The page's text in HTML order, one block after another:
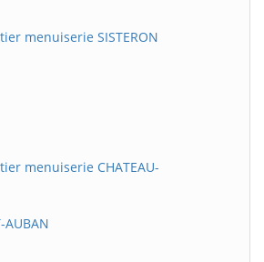
menuiserie SISTERON
menuiserie CHATEAU-
AUBAN